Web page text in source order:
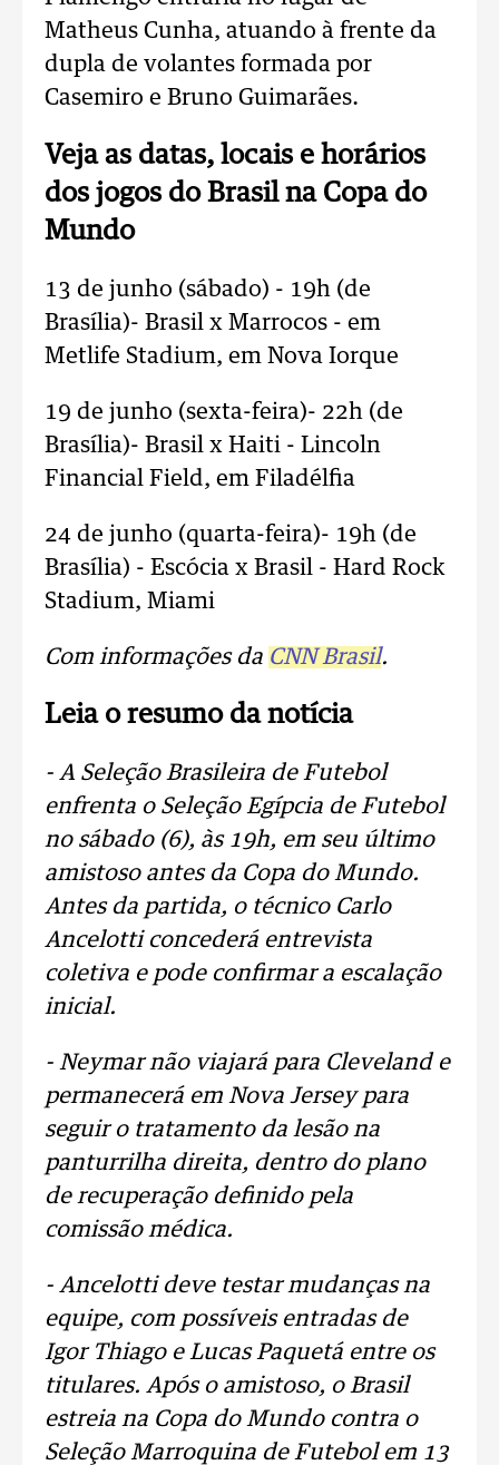
Matheus Cunha, atuando à frente da
dupla de volantes formada por
Casemiro e Bruno Guimarães.
Veja as datas, locais e horários
dos jogos do Brasil na Copa do
Mundo
13 de junho (sábado) - 19h (de
Brasília)- Brasil x Marrocos - em
Metlife Stadium, em Nova Iorque
19 de junho (sexta-feira)- 22h (de
Brasília)- Brasil x Haiti - Lincoln
Financial Field, em Filadélfia
24 de junho (quarta-feira)- 19h (de
Brasília) - Escócia x Brasil - Hard Rock
Stadium, Miami
Com informações da CNN Brasil.
Leia o resumo da notícia
- A Seleção Brasileira de Futebol
enfrenta o Seleção Egípcia de Futebol
no sábado (6), às 19h, em seu último
amistoso antes da Copa do Mundo.
Antes da partida, o técnico Carlo
Ancelotti concederá entrevista
coletiva e pode confirmar a escalação
inicial.
- Neymar não viajará para Cleveland e
permanecerá em Nova Jersey para
seguir o tratamento da lesão na
panturrilha direita, dentro do plano
de recuperação definido pela
comissão médica.
- Ancelotti deve testar mudanças na
equipe, com possíveis entradas de
Igor Thiago e Lucas Paquetá entre os
titulares. Após o amistoso, o Brasil
estreia na Copa do Mundo contra o
Seleção Marroquina de Futebol em 13